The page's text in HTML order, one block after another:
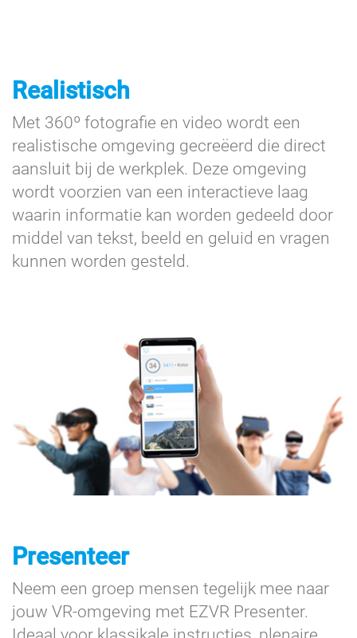
Realistisch
Met 360º fotografie en video wordt een
realistische omgeving gecreëerd die direct
aansluit bij de werkplek. Deze omgeving
wordt voorzien van een interactieve laag
waarin informatie kan worden gedeeld door
middel van tekst, beeld en geluid en vragen
kunnen worden gesteld.
Presenteer
Neem een groep mensen tegelijk mee naar
jouw VR-omgeving met EZVR Presenter.